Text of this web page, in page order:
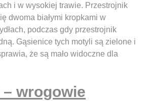
i w wysokiej trawie. Przestrojnik
dwoma białymi kropkami w
podczas gdy przestrojnik
Gąsienice tych motyli są zielone i
że są mało widoczne dla
wrogowie